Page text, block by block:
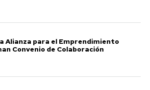
Alianza para el Emprendimiento
Convenio de Colaboración